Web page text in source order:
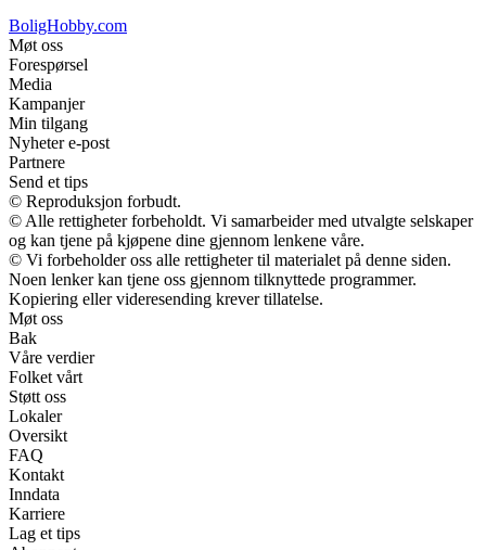
BoligHobby.com
Møt oss
Forespørsel
Media
Kampanjer
Min tilgang
Nyheter e-post
Partnere
Send et tips
© Reproduksjon forbudt.
© Alle rettigheter forbeholdt. Vi samarbeider med utvalgte selskaper
og kan tjene på kjøpene dine gjennom lenkene våre.
© Vi forbeholder oss alle rettigheter til materialet på denne siden.
Noen lenker kan tjene oss gjennom tilknyttede programmer.
Kopiering eller videresending krever tillatelse.
Møt oss
Bak
Våre verdier
Folket vårt
Støtt oss
Lokaler
Oversikt
FAQ
Kontakt
Inndata
Karriere
Lag et tips